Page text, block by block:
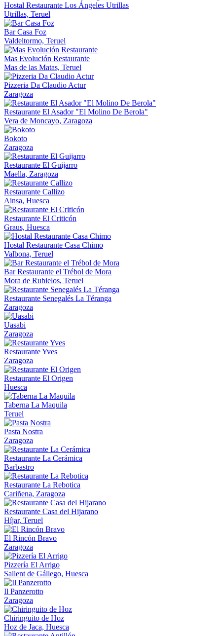
Hostal Restaurante Los Ángeles Utrillas
Utrillas, Teruel
Bar Casa Foz
Valdeltormo, Teruel
Mas Evolución Restaurante
Mas de las Matas, Teruel
Pizzeria Da Claudio Actur
Zaragoza
Restaurante El Asador "El Molino De Berola"
Vera de Moncayo, Zaragoza
Bokoto
Zaragoza
Restaurante El Guijarro
Maella, Zaragoza
Restaurante Callizo
Ainsa, Huesca
Restaurante El Criticón
Graus, Huesca
Hostal Restaurante Casa Chimo
Valbona, Teruel
Bar Restaurante el Trébol de Mora
Mora de Rubielos, Teruel
Restaurante Senegalés La Téranga
Zaragoza
Uasabi
Zaragoza
Restaurante Yves
Zaragoza
Restaurante El Origen
Huesca
Taberna La Maquila
Teruel
Pasta Nostra
Zaragoza
Restaurante La Cerámica
Barbastro
Restaurante La Rebotica
Cariñena, Zaragoza
Restaurante Casa del Hijarano
Híjar, Teruel
El Rincón Bravo
Zaragoza
Pizzería El Arrigo
Sallent de Gállego, Huesca
Il Panzerotto
Zaragoza
Chiringuito de Hoz
Hoz de Jaca, Huesca